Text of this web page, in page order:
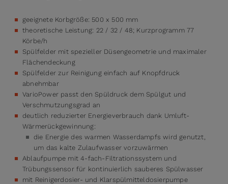
geeignete Korbgröße: 500 x 500 mm
theoretische Leistung: 22 / 32 / 48; Kurzprogramm 77
Körbe/h
Spülfelder mit spezieller Düsengeometrie und maximaler
Flächendeckung
Spülfelder zur Reinigung einfach auf Knopfdruck
abnehmbar
VarioPower passt den Spüldruck dem Spülgut und
Verschmutzungsgrad an
deutlich reduzierter Energieverbrauch dank Umluft-
Wärmerückgewinnung:
die Energie des warmen Wasserdampfs wird genutzt,
um das kalte Zulaufwasser vorzuwärmen
Ablaufpumpe mit 4-fach-Filtrationssystem und
Trübungssensor für kontinuierlich sauberes Spülwasser
mit Reinigerdosier- und Klarspülmitteldosierpumpe